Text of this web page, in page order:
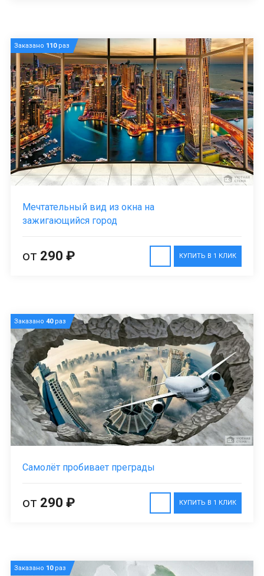
Заказано 110раз
Мечтательный вид из окна на
зажигающийся город
КУПИТЬ В 1 КЛИК
от 290 ₽
Заказано 40раз
Самолёт пробивает преграды
КУПИТЬ В 1 КЛИК
от 290 ₽
Заказано 10раз